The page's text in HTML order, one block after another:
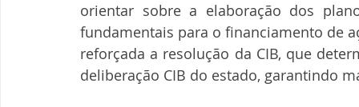
orientar sobre a elaboração dos
fundamentais para o financiamento de
reforçada a resolução da CIB, que
deliberação CIB do estado, garantindo